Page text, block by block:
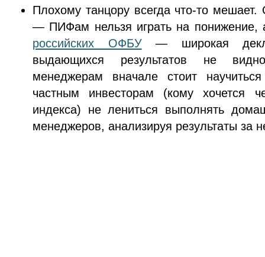
Плохому танцору всегда что-то
— ПИФам нельзя играть на
российских ОФБУ— широкая
выдающихся результатов не
менеджерам вначале стоит
частным инвесторам (кому хочется
индекса) не лениться выполнять
менеджеров, анализируя результаты за